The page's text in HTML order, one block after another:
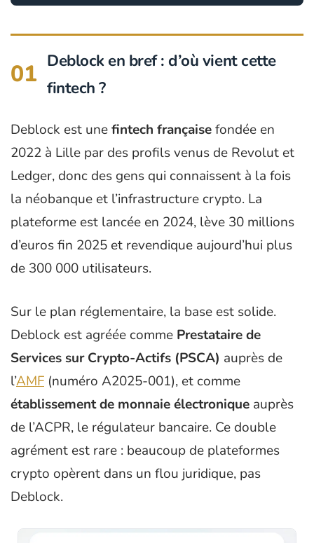
01 Deblock en bref : d’où vient cette
fintech ?
Deblock est unefintech françaisefondée en
2022 à Lille par des profils venus de Revolut et
Ledger, donc des gens qui connaissent à la fois
la néobanque et l’infrastructure crypto. La
plateforme est lancée en 2024, lève 30 millions
d’euros fin 2025 et revendique aujourd’hui plus
de 300 000 utilisateurs.
Sur le plan réglementaire, la base est solide.
Deblock est agréée comme Prestataire de
Services sur Crypto-Actifs (PSCA) auprès de
l’AMF (numéro A2025-001), et comme
établissement de monnaie électronique auprès
de l’ACPR, le régulateur bancaire. Ce double
agrément est rare : beaucoup de plateformes
crypto opèrent dans un flou juridique, pas
Deblock.